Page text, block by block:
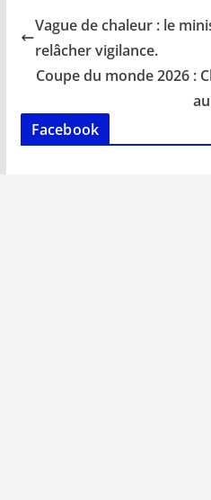
b
o
o
k
l s
A
p
e
n
Vague de chaleur : le
relâcher vigilance.
Coupe du monde 2026 :
Facebook